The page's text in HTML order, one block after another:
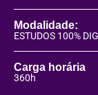
Modalidade:
ESTUDOS 100%
Carga horária
360h